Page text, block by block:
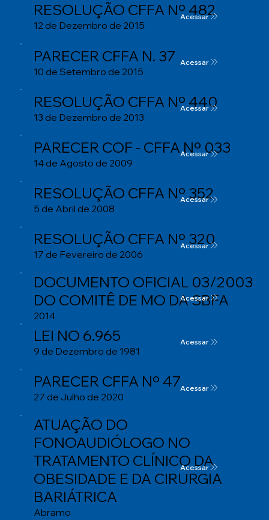
RESOLUÇÃO CFFA Nº 482
12 de Dezembro de 2015
Acessar
PARECER CFFA N. 37
10 de Setembro de 2015
Acessar
RESOLUÇÃO CFFA Nº 440
13 de Dezembro de 2013
Acessar
PARECER COF - CFFA Nº 033
14 de Agosto de 2009
Acessar
RESOLUÇÃO CFFA Nº 352
5 de Abril de 2008
Acessar
RESOLUÇÃO CFFA Nº 320
17 de Fevereiro de 2006
Acessar
DOCUMENTO OFICIAL 03/2003
DO COMITÊ DE MO DA SBFA
2014
Acessar
LEI NO 6.965
9 de Dezembro de 1981
Acessar
PARECER CFFA Nº 47
27 de Julho de 2020
Acessar
ATUAÇÃO DO
FONOAUDIÓLOGO NO
TRATAMENTO CLÍNICO DA
OBESIDADE E DA CIRURGIA
BARIÁTRICA
Abramo
Acessar